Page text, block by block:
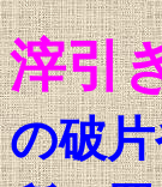
滓引
の破